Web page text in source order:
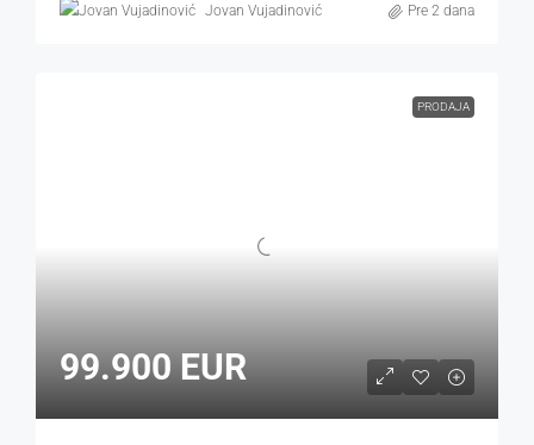
Jovan Vujadinović Pre 2 dana
PRODAJA
99.900 EUR